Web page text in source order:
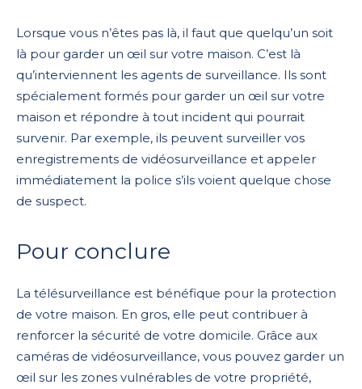
Lorsque vous n’êtes pas là, il faut que quelqu’un soit
là pour garder un œil sur votre maison. C’est là
qu’interviennent les agents de surveillance. Ils sont
spécialement formés pour garder un œil sur votre
maison et répondre à tout incident qui pourrait
survenir. Par exemple, ils peuvent surveiller vos
enregistrements de vidéosurveillance et appeler
immédiatement la police s’ils voient quelque chose
de suspect.
Pour conclure
La télésurveillance est bénéfique pour la protection
de votre maison. En gros, elle peut contribuer à
renforcer la sécurité de votre domicile. Grâce aux
caméras de vidéosurveillance, vous pouvez garder un
œil sur les zones vulnérables de votre propriété,